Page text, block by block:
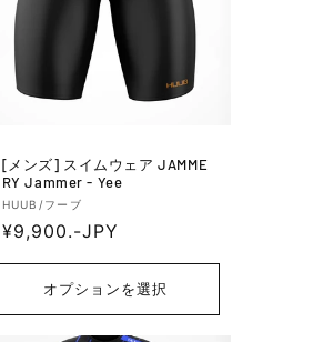
[メンズ] スイムウェア JAMME
RY Jammer - Yee
販
売
HUUB/フーブ
通
格
¥9,900.-JPY
オプションを選択